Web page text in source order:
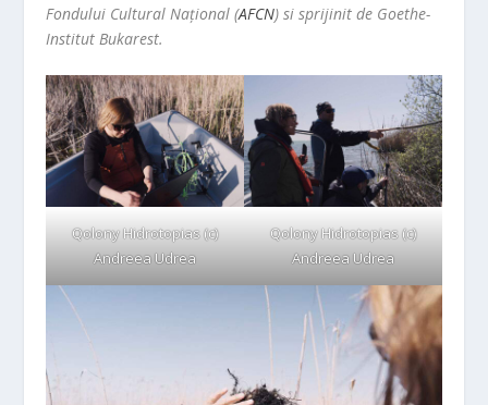
Fondului Cultural Național (AFCN) si sprijinit de Goethe-
Institut Bukarest.
Qolony Hidrotopias (c)
Andreea Udrea
Qolony Hidrotopias (c)
Andreea Udrea